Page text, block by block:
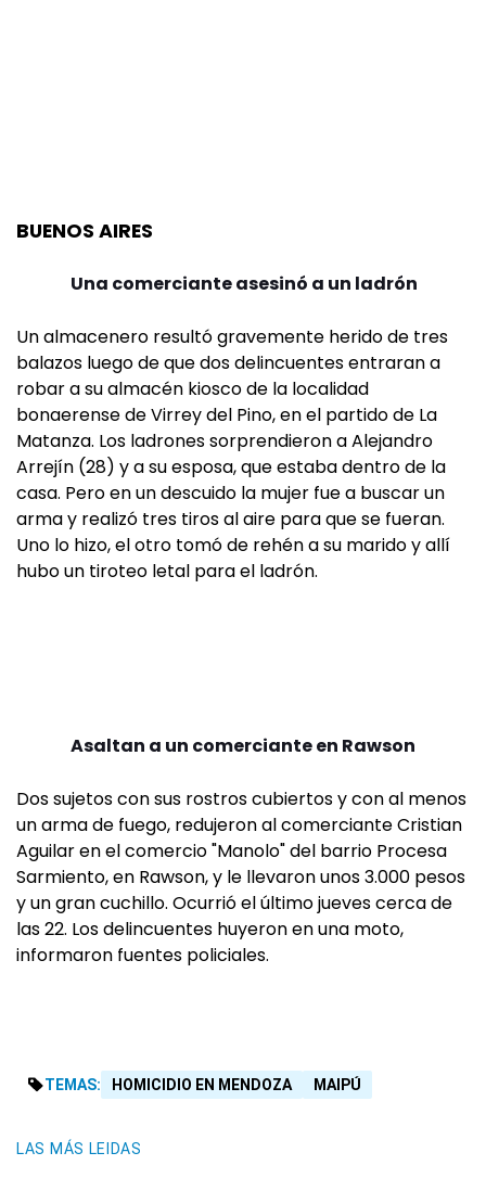
BUENOS AIRES
Una comerciante asesinó a un ladrón
Un almacenero resultó gravemente herido de tres
balazos luego de que dos delincuentes entraran a
robar a su almacén kiosco de la localidad
bonaerense de Virrey del Pino, en el partido de La
Matanza. Los ladrones sorprendieron a Alejandro
Arrejín (28) y a su esposa, que estaba dentro de la
casa. Pero en un descuido la mujer fue a buscar un
arma y realizó tres tiros al aire para que se fueran.
Uno lo hizo, el otro tomó de rehén a su marido y allí
hubo un tiroteo letal para el ladrón.
Asaltan a un comerciante en Rawson
Dos sujetos con sus rostros cubiertos y con al menos
un arma de fuego, redujeron al comerciante Cristian
Aguilar en el comercio "Manolo" del barrio Procesa
Sarmiento, en Rawson, y le llevaron unos 3.000 pesos
y un gran cuchillo. Ocurrió el último jueves cerca de
las 22. Los delincuentes huyeron en una moto,
informaron fuentes policiales.
TEMAS: HOMICIDIO EN MENDOZA MAIPÚ
LAS MÁS LEIDAS